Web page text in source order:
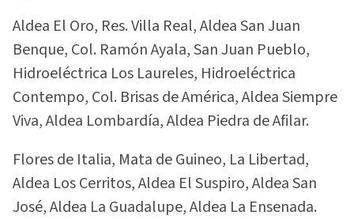
Aldea El Oro, Res. Villa Real, Aldea San Juan
Benque, Col. Ramón Ayala, San Juan Pueblo,
Hidroeléctrica Los Laureles, Hidroeléctrica
Contempo, Col. Brisas de América, Aldea Siempre
Viva, Aldea Lombardía, Aldea Piedra de Afilar.
Flores de Italia, Mata de Guineo, La Libertad,
Aldea Los Cerritos, Aldea El Suspiro, Aldea San
José, Aldea La Guadalupe, Aldea La Ensenada.